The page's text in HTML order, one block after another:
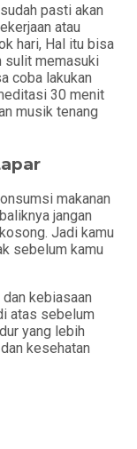
pasti akan
atau
hari, Hal itu bisa
sulit memasuki
coba lakukan
30 menit
musik tenang
makanan
jangan
Jadi kamu
sebelum kamu
kebiasaan
atas sebelum
yang lebih
kesehatan